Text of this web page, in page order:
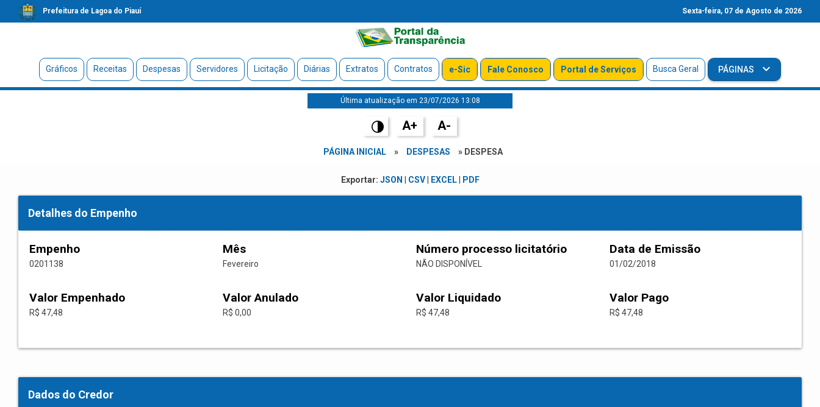
Prefeitura de Lagoa do Piauí Sexta-feira, 07 de Agosto de 2026
Gráficos Receitas Despesas Servidores Licitação Diárias Extratos Contratos e-Sic Fale Conosco Portal de Serviços Busca Geral PÁGINAS
Última atualização em 23/07/2026 13:08
A+ A-
PÁGINA INICIAL » DESPESAS » DESPESA
Exportar: JSON CSV| EXCEL| PDF
Detalhes do Empenho
Empenho
0201138
Mês
Fevereiro
Número processo licitatório
NÃO DISPONÍVEL
Data de Emissão
01/02/2018
Valor Empenhado
R$ 47,48
Valor Anulado
R$ 0,00
Valor Liquidado
R$ 47,48
Valor Pago
R$ 47,48
Dados do Credor